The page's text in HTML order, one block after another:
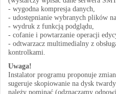
- wygodna kompresja danych,
- udostępnianie wybranych plików
- wydruk z funkcją podglądu,
- cofanie i powtarzanie operacji
- odtwarzacz multimedialny z
kontrolkami.
Uwaga!
Instalator programu proponuje
sugeruje skopiowanie na dysk
należy pominąć (odznaczamy